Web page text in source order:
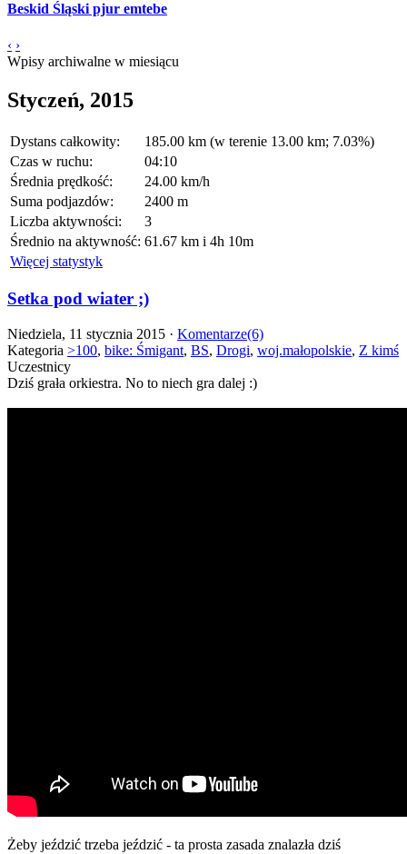
Beskid Śląski pjur emtebe
‹ ›
Wpisy archiwalne w miesiącu
Styczeń, 2015
Dystans całkowity:
185.00 km (w terenie 13.00 km; 7.03%)
Czas w ruchu:
04:10
Średnia prędkość:
24.00 km/h
Suma podjazdów:
2400 m
Liczba aktywności:
3
Średnio na aktywność: 61.67 km i 4h 10m
Więcej statystyk
Setka pod wiater ;)
Niedziela, 11 stycznia 2015 · Komentarze(6)
Kategoria >100, bike: Śmigant, BS, Drogi, woj.małopolskie, Z kimś
Uczestnicy
Dziś grała orkiestra. No to niech gra dalej :)
Żeby jeździć trzeba jeździć - ta prosta zasada znalazła dziś